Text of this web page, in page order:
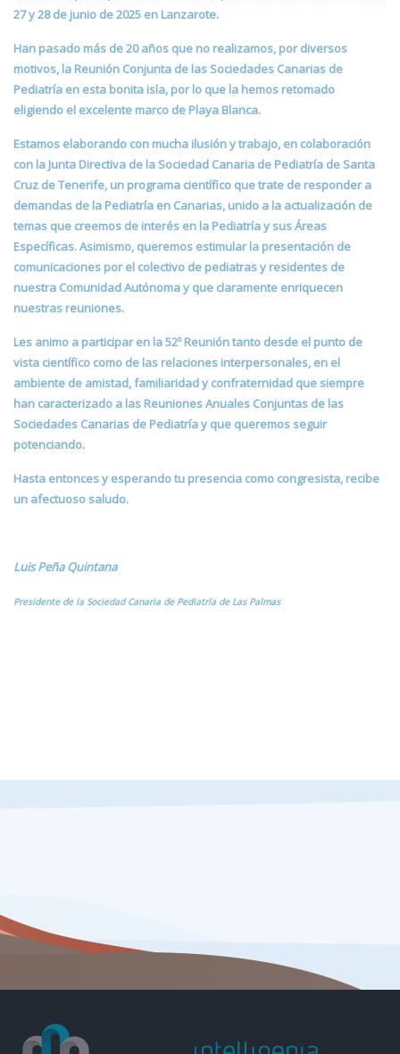
27 y 28 de junio de 2025 en Lanzarote.
Han pasado más de 20 años que no realizamos, por diversos
motivos, la Reunión Conjunta de las Sociedades Canarias de
Pediatría en esta bonita isla, por lo que la hemos retomado
eligiendo el excelente marco de Playa Blanca.
Estamos elaborando con mucha ilusión y trabajo, en colaboración
con la Junta Directiva de la Sociedad Canaria de Pediatría de Santa
Cruz de Tenerife, un programa científico que trate de responder a
demandas de la Pediatría en Canarias, unido a la actualización de
temas que creemos de interés en la Pediatría y sus Áreas
Específicas. Asimismo, queremos estimular la presentación de
comunicaciones por el colectivo de pediatras y residentes de
nuestra Comunidad Autónoma y que claramente enriquecen
nuestras reuniones.
Les animo a participar en la 52º Reunión tanto desde el punto de
vista científico como de las relaciones interpersonales, en el
ambiente de amistad, familiaridad y confraternidad que siempre
han caracterizado a las Reuniones Anuales Conjuntas de las
Sociedades Canarias de Pediatría y que queremos seguir
potenciando.
Hasta entonces y esperando tu presencia como congresista, recibe
un afectuoso saludo.
Luis Peña Quintana
Presidente de la Sociedad Canaria de Pediatría de Las Palmas